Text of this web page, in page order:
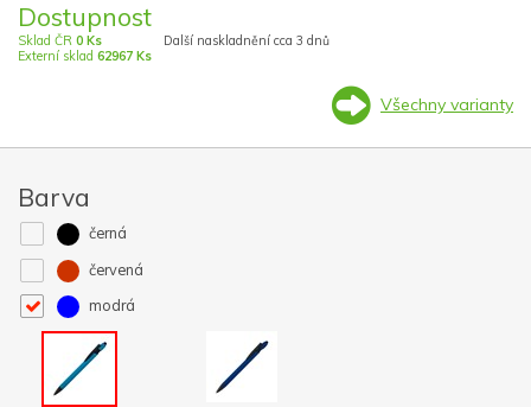
Dostupnost
Sklad ČR 0 Ks
Externí sklad 62967 Ks
Další naskladnění cca 3 dnů
Všechny varianty
Barva
černá
červená
modrá